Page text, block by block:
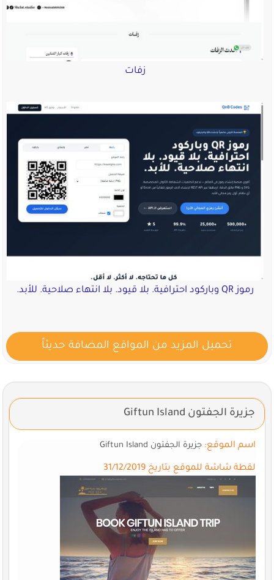
زفات
رموز QR وباركود احترافية. بلا قيود. بلا انتهاء صلاحية. للأبد.
تحميل المزيد من المواقع المضافة حديثاً
جزيرة الجفتون Giftun Island
اسم الموقع:جزيرة الجفتون Giftun Island
لقطة شاشة للموقع بتاريخ 31/12/2019